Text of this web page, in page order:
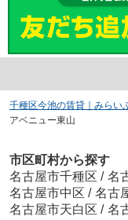
千種区今池の賃貸｜みらい
アベニュー東山
市区町村から探す
名古屋市千種区 / 名
名古屋市中区 / 名古
名古屋市天白区 / 名